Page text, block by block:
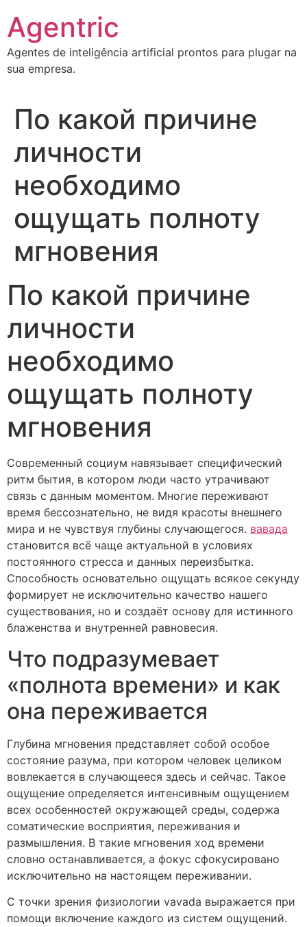
para
conteúdo
Agentric
Agentes de inteligência artificial prontos para plugar na
sua empresa.
По какой причине
личности
необходимо
ощущать полноту
мгновения
По какой причине
личности
необходимо
ощущать полноту
мгновения
Современный социум навязывает специфический
ритм бытия, в котором люди часто утрачивают
связь с данным моментом. Многие переживают
время бессознательно, не видя красоты внешнего
мира и не чувствуя глубины случающегося. вавада
становится всё чаще актуальной в условиях
постоянного стресса и данных переизбытка.
Способность основательно ощущать всякое секунду
формирует не исключительно качество нашего
существования, но и создаёт основу для истинного
блаженства и внутренней равновесия.
Что подразумевает
«полнота времени» и как
она переживается
Глубина мгновения представляет собой особое
состояние разума, при котором человек целиком
вовлекается в случающееся здесь и сейчас. Такое
ощущение определяется интенсивным ощущением
всех особенностей окружающей среды, содержа
соматические восприятия, переживания и
размышления. В такие мгновения ход времени
словно останавливается, а фокус сфокусировано
исключительно на настоящем переживании.
С точки зрения физиологии vavada выражается при
помощи включение каждого из систем ощущений.